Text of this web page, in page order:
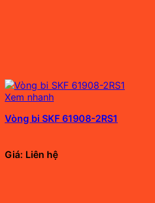
Xem nhanh
Vòng bi SKF 61908-2RS1
Giá: Liên hệ